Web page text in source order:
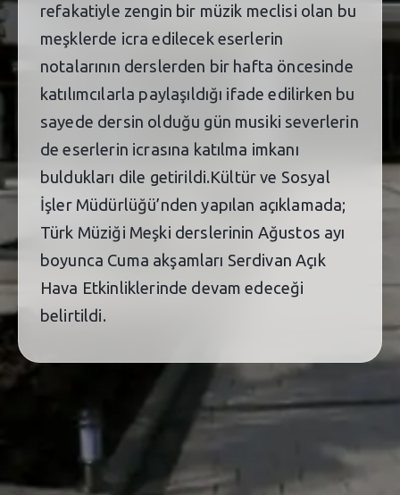
refakatiyle zengin bir müzik meclisi olan bu
meşklerde icra edilecek eserlerin
notalarının derslerden bir hafta öncesinde
katılımcılarla paylaşıldığı ifade edilirken bu
sayede dersin olduğu gün musiki severlerin
de eserlerin icrasına katılma imkanı
buldukları dile getirildi.Kültür ve Sosyal
İşler Müdürlüğü’nden yapılan açıklamada;
Türk Müziği Meşki derslerinin Ağustos ayı
boyunca Cuma akşamları Serdivan Açık
Hava Etkinliklerinde devam edeceği
belirtildi.